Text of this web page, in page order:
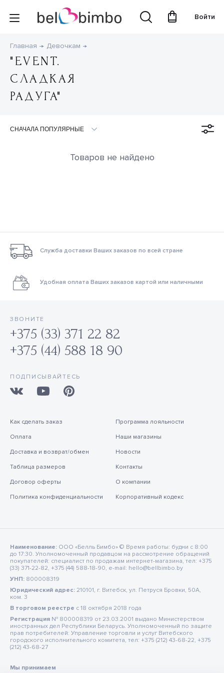
Войти
Главная Девочкам
"EVENT.
СЛАДКАЯ
РАДУГА"
Товаров не найдено
Служба доставки Ваших заказов по всей стране
Удобная оплата Ваших заказов картой или наличными
ЗВОНИТЕ
+375 (33) 371 22 82
+375 (44) 588 18 90
ПОДПИСЫВАЙТЕСЬ
Как сделать заказ
Оплата
Доставка и возврат/обмен
Таблица размеров
Договор оферты
Политика конфиденциальности
Программа лояльности
Наши магазины
Новости
Контакты
О компании
Корпоративный кодекс
Наименование: ООО «Белль Бимбо» © Время работы: будни с 8:00
до 17:30. Уполномоченный продавцом на рассмотрение обращений
покупателей: специалист по продажам интернет-магазина, тел: +375
(33) 371-22-82, +375 (44) 588-18-90, e-mail: hello@bellbimbo.by
УНП: 800008319
Юридический адрес: 210101, г. Витебск, ул. Петруся Бровки, 50А,
ком. 3
В торговом реестре c 18 октября 2018 года
Регистрация № 800008319 от 23.03.2001 выдано Министерством
иностранных дел Республики Беларусь. Уполномоченный по защите
прав потребителей: Управление торговли и услуг Витебского
городского исполнительного комитета, тел: +375 (212) 43-68-22, +375
(212) 43-68-27
Мы принимаем